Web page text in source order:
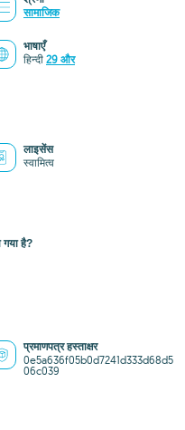
सामाजिक
भाषाएँ
हिन्दी 29 और
लाइसेंस
स्वामित्व
गया है?
प्रमाणपत्र हस्ताक्षर
0e5a636f05b0d7241d333d68d5
06c039